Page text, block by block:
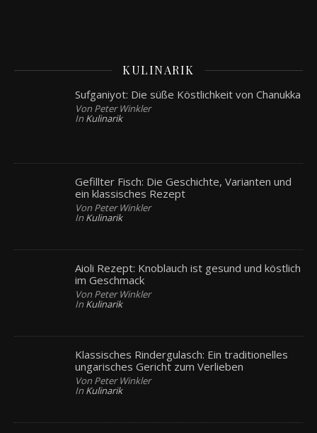
KULINARIK
Sufganiyot: Die süße Köstlichkeit von Chanukka
Von Peter Winkler
In Kulinarik
Gefillter Fisch: Die Geschichte, Varianten und
ein klassisches Rezept
Von Peter Winkler
In Kulinarik
Aioli Rezept: Knoblauch ist gesund und köstlich
im Geschmack
Von Peter Winkler
In Kulinarik
Klassisches Rindergulasch: Ein traditionelles
ungarisches Gericht zum Verlieben
Von Peter Winkler
In Kulinarik